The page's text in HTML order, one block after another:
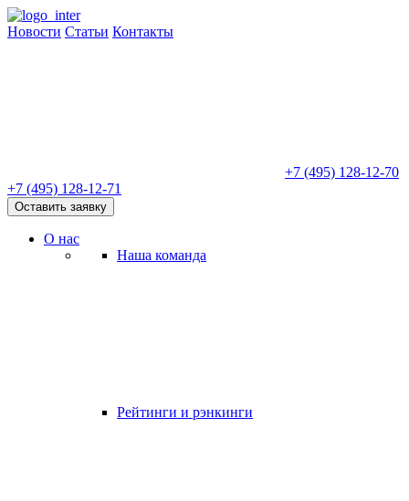
Новости Статьи Контакты
+7 (495) 128-12-70
+7 (495) 128-12-71
Оставить заявку
О нас
Наша команда
Рейтинги и рэнкинги